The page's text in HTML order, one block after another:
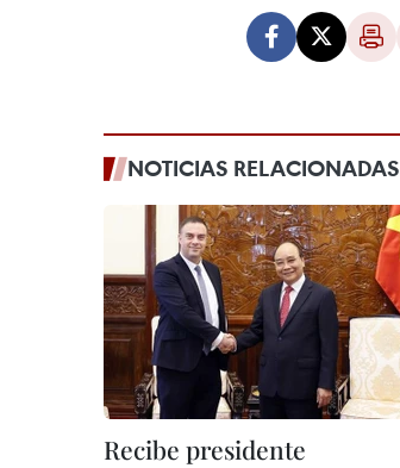
NOTICIAS RELACIONADAS
Recibe presidente